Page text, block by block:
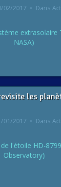
02/2017 Dans
les
01/2017 Dans